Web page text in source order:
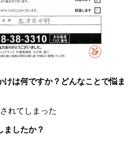
けは何ですか？どんなことで悩ま
れてしまった
ましたか？